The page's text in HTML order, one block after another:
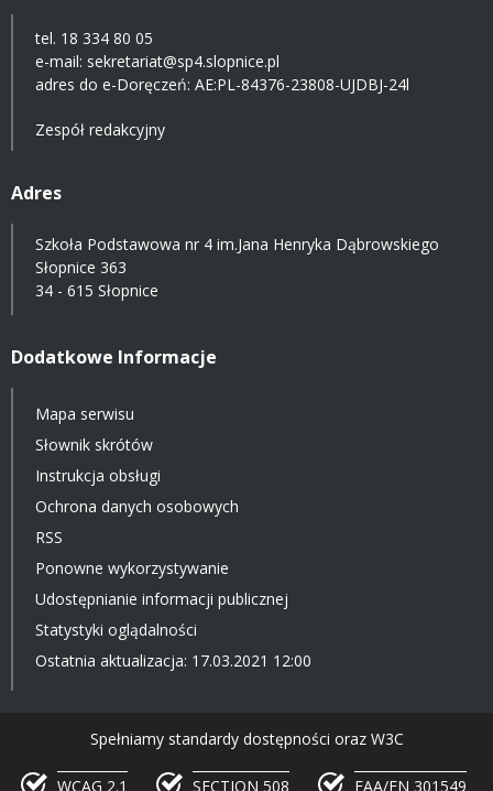
tel. 18 334 80 05
e-mail: sekretariat@sp4.slopnice.pl
adres do e-Doręczeń: AE:PL-84376-23808-UJDBJ-24l
Zespół redakcyjny
Adres
Szkoła Podstawowa nr 4 im.Jana Henryka Dąbrowskiego
Słopnice 363
34 - 615 Słopnice
Dodatkowe Informacje
Mapa serwisu
Słownik skrótów
Instrukcja obsługi
Ochrona danych osobowych
RSS
Ponowne wykorzystywanie
Udostępnianie informacji publicznej
Statystyki oglądalności
Ostatnia aktualizacja: 17.03.2021 12:00
Spełniamy standardy dostępności oraz W3C
WCAG 2.1 SECTION 508 EAA/EN 301549